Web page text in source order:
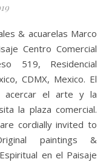
Centro Comercial
519, Residencial
CDMX, Mexico. El
acercar el arte y la
la plaza comercial.
cordially invited to
paintings &
en el Paisaje